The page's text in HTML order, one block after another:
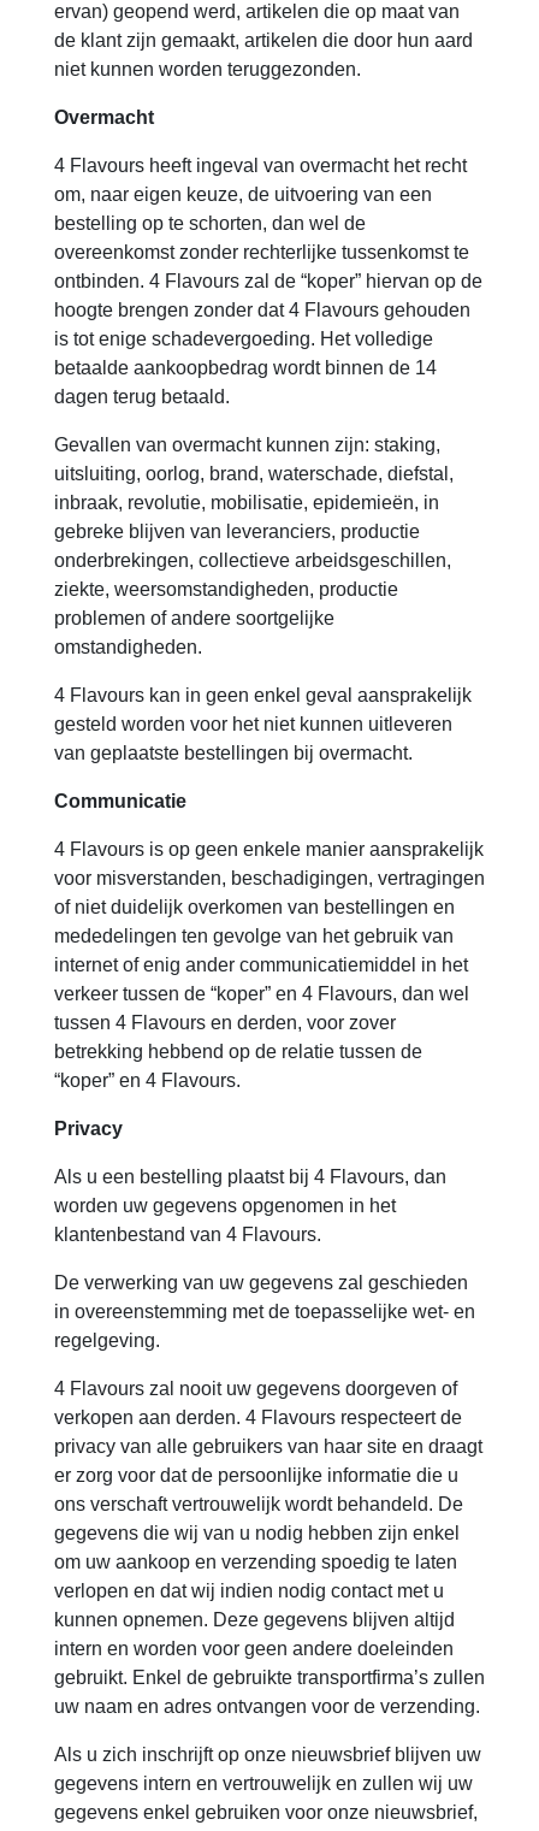
ervan) geopend werd, artikelen die op maat van
de klant zijn gemaakt, artikelen die door hun aard
niet kunnen worden teruggezonden.
Overmacht
4 Flavours heeft ingeval van overmacht het recht
om, naar eigen keuze, de uitvoering van een
bestelling op te schorten, dan wel de
overeenkomst zonder rechterlijke tussenkomst te
ontbinden. 4 Flavours zal de “koper” hiervan op de
hoogte brengen zonder dat 4 Flavours gehouden
is tot enige schadevergoeding. Het volledige
betaalde aankoopbedrag wordt binnen de 14
dagen terug betaald.
Gevallen van overmacht kunnen zijn: staking,
uitsluiting, oorlog, brand, waterschade, diefstal,
inbraak, revolutie, mobilisatie, epidemieën, in
gebreke blijven van leveranciers, productie
onderbrekingen, collectieve arbeidsgeschillen,
ziekte, weersomstandigheden, productie
problemen of andere soortgelijke
omstandigheden.
4 Flavours kan in geen enkel geval aansprakelijk
gesteld worden voor het niet kunnen uitleveren
van geplaatste bestellingen bij overmacht.
Communicatie
4 Flavours is op geen enkele manier aansprakelijk
voor misverstanden, beschadigingen, vertragingen
of niet duidelijk overkomen van bestellingen en
mededelingen ten gevolge van het gebruik van
internet of enig ander communicatiemiddel in het
verkeer tussen de “koper” en 4 Flavours, dan wel
tussen 4 Flavours en derden, voor zover
betrekking hebbend op de relatie tussen de
“koper” en 4 Flavours.
Privacy
Als u een bestelling plaatst bij 4 Flavours, dan
worden uw gegevens opgenomen in het
klantenbestand van 4 Flavours.
De verwerking van uw gegevens zal geschieden
in overeenstemming met de toepasselijke wet- en
regelgeving.
4 Flavours zal nooit uw gegevens doorgeven of
verkopen aan derden. 4 Flavours respecteert de
privacy van alle gebruikers van haar site en draagt
er zorg voor dat de persoonlijke informatie die u
ons verschaft vertrouwelijk wordt behandeld. De
gegevens die wij van u nodig hebben zijn enkel
om uw aankoop en verzending spoedig te laten
verlopen en dat wij indien nodig contact met u
kunnen opnemen. Deze gegevens blijven altijd
intern en worden voor geen andere doeleinden
gebruikt. Enkel de gebruikte transportfirma’s zullen
uw naam en adres ontvangen voor de verzending.
Als u zich inschrijft op onze nieuwsbrief blijven uw
gegevens intern en vertrouwelijk en zullen wij uw
gegevens enkel gebruiken voor onze nieuwsbrief,